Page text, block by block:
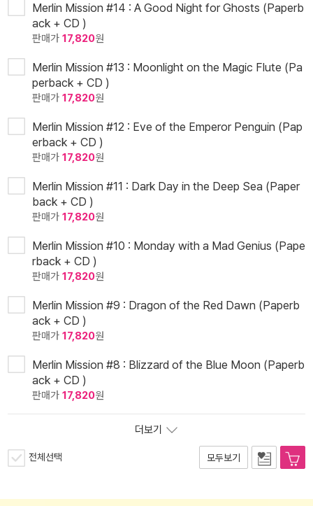
Merlin Mission #14 : A Good Night for Ghosts (Paperb
ack + CD )
판매가 17,820원
Merlin Mission #13 : Moonlight on the Magic Flute (Pa
perback + CD )
판매가 17,820원
Merlin Mission #12 : Eve of the Emperor Penguin (Pap
erback + CD )
판매가 17,820원
Merlin Mission #11 : Dark Day in the Deep Sea (Paper
back + CD )
판매가 17,820원
Merlin Mission #10 : Monday with a Mad Genius (Pape
rback + CD )
판매가 17,820원
Merlin Mission #9 : Dragon of the Red Dawn (Paperb
ack + CD )
판매가 17,820원
Merlin Mission #8 : Blizzard of the Blue Moon (Paperb
ack + CD )
판매가 17,820원
더보기
전체선택 모두보기